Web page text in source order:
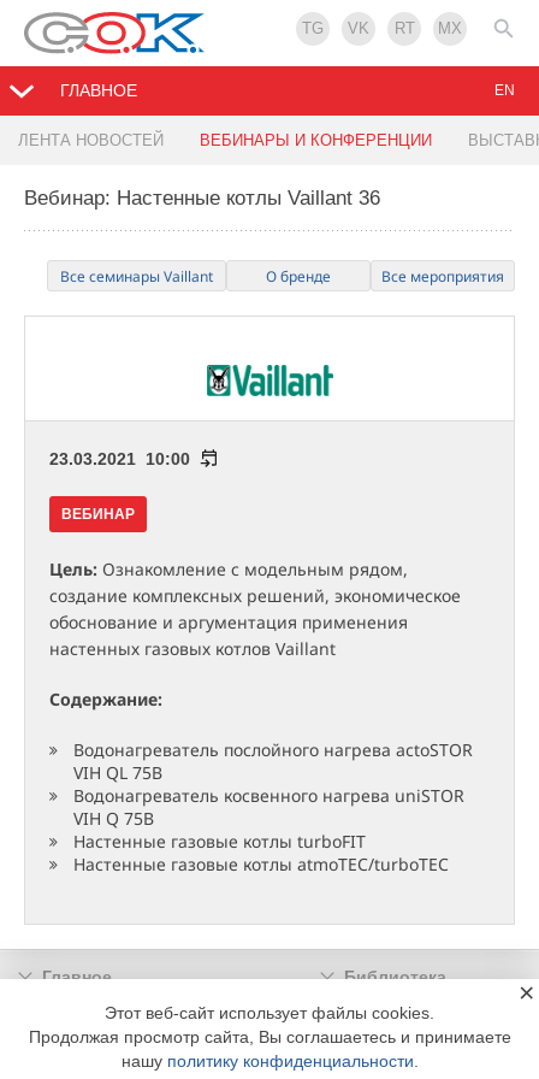
TG VK RT MX
ГЛАВНОЕ
ЛЕНТА НОВОСТЕЙ ВЕБИНАРЫ И КОНФЕРЕНЦИИ
EN
Вебинар: Настенные котлы Vaillant 36
Все семинары Vaillant О бренде Все мероприятия
23.03.2021 10:00
ВЕБИНАР
Цель: Ознакомление с модельным рядом,
создание комплексных решений, экономическое
обоснование и аргументация применения
настенных газовых котлов Vaillant
Содержание:
Водонагреватель послойного нагрева actoSTOR
VIH QL 75B
Водонагреватель косвенного нагрева uniSTOR
VIH Q 75B
Настенные газовые котлы turboFIT
Настенные газовые котлы atmoTEC/turboTEC
Главное
Библиотека
Подписка
Реклама
Информация
Этот веб-сайт использует файлы cookies.
Продолжая просмотр сайта, Вы соглашаетесь и принимаете
нашу политику конфиденциальности
×